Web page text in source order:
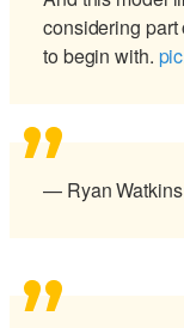
considering part
to begin with.
— Ryan